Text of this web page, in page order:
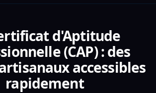
d'Aptitude
(CAP) : des
accessibles
rapidement